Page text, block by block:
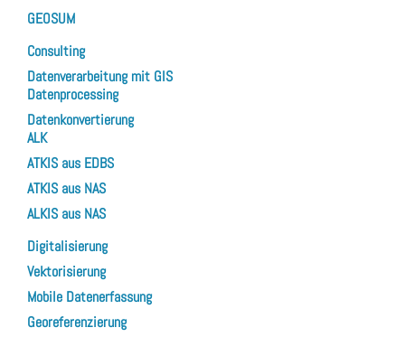
GEOSUM
Consulting
Datenverarbeitung mit GIS
Datenprocessing
Datenkonvertierung
ALK
ATKIS aus EDBS
ATKIS aus NAS
ALKIS aus NAS
Digitalisierung
Vektorisierung
Mobile Datenerfassung
Georeferenzierung